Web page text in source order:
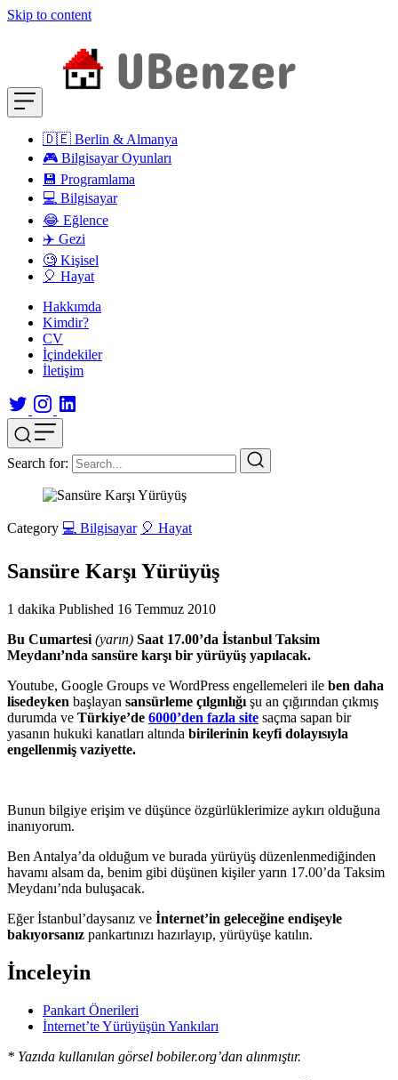
Skip to content
🇩🇪 Berlin & Almanya
🎮 Bilgisayar Oyunları
💾 Programlama
💻 Bilgisayar
😂 Eğlence
✈️ Gezi
🧐 Kişisel
🎈 Hayat
Hakkımda
Kimdir?
CV
İçindekiler
İletişim
Search for:
Category 💻 Bilgisayar 🎈 Hayat
Sansüre Karşı Yürüyüş
1 dakika Published 16 Temmuz 2010
Bu Cumartesi (yarın) Saat 17.00’da İstanbul Taksim
Meydanı’nda sansüre karşı bir yürüyüş yapılacak.
Youtube, Google Groups ve WordPress engellemeleri ile ben daha
lisedeyken başlayan sansürleme çılgınlığı şu an çığırından çıkmış
durumda ve Türkiye’de 6000’den fazla site saçma sapan bir
yasanın hukuki kanatları altında birilerinin keyfi dolayısıyla
engellenmiş vaziyette.
Bunun bilgiye erişim ve düşünce özgürlüklerimize aykırı olduğuna
inanıyorum.
Ben Antalya’da olduğum ve burada yürüyüş düzenlenmediğinden
havamı alsam da, benim gibi düşünen kişiler yarın 17.00’da Taksim
Meydanı’nda buluşacak.
Eğer İstanbul’daysanız ve İnternet’in geleceğine endişeyle
bakıyorsanız pankartınızı hazırlayıp, yürüyüşe katılın.
İnceleyin
Pankart Önerileri
İnternet’te Yürüyüşün Yankıları
* Yazıda kullanılan görsel bobiler.org’dan alınmıştır.